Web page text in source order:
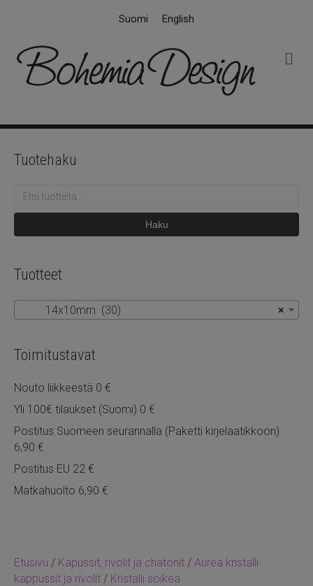
Suomi English
k
Etusivu / Kapussit, rivolit ja chatonit / Aurea kristalli
kappussit ja rivolit / Kristalli soikea
Tuotehaku
Etsi:
Haku
Tuotteet
×
14x10mm (30)
Toimitustavat
Nouto liikkeestä 0 €
Yli 100€ tilaukset (Suomi) 0 €
Postitus Suomeen seurannalla (Paketti kirjelaatikkoon)
6,90 €
Postitus EU 22 €
Matkahuolto 6,90 €